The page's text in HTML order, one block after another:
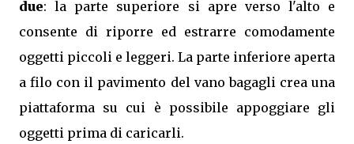
due: la parte superiore si apre verso l'alto e
consente di riporre ed estrarre comodamente
oggetti piccoli e leggeri. La parte inferiore aperta
a filo con il pavimento del vano bagagli crea una
piattaforma su cui è possibile appoggiare gli
oggetti prima di caricarli.